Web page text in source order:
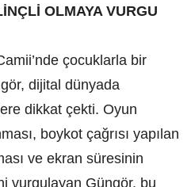
OLMAYA VURGU
çocuklarla bir
dijital dünyada
dikkat çekti. Oyun
boykot çağrısı yapılan
ve ekran süresinin
vurgulayan Güngör, bu